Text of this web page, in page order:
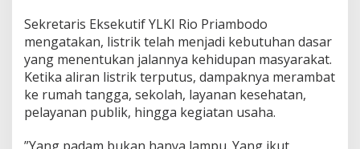
s
t
r
i
k
D
i
Sekretaris Eksekutif YLKI Rio Priambodo
mengatakan, listrik telah menjadi kebutuhan dasar
yang menentukan jalannya kehidupan masyarakat.
Ketika aliran listrik terputus, dampaknya merambat
ke rumah tangga, sekolah, layanan kesehatan,
pelayanan publik, hingga kegiatan usaha.